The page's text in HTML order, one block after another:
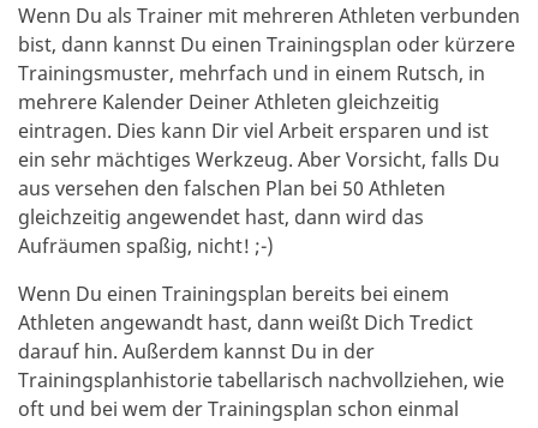
Wenn Du als Trainer mit mehreren Athleten verbunden
bist, dann kannst Du einen Trainingsplan oder kürzere
Trainingsmuster, mehrfach und in einem Rutsch, in
mehrere Kalender Deiner Athleten gleichzeitig
eintragen. Dies kann Dir viel Arbeit ersparen und ist
ein sehr mächtiges Werkzeug. Aber Vorsicht, falls Du
aus versehen den falschen Plan bei 50 Athleten
gleichzeitig angewendet hast, dann wird das
Aufräumen spaßig, nicht! ;-)
Wenn Du einen Trainingsplan bereits bei einem
Athleten angewandt hast, dann weißt Dich Tredict
darauf hin. Außerdem kannst Du in der
Trainingsplanhistorie tabellarisch nachvollziehen, wie
oft und bei wem der Trainingsplan schon einmal